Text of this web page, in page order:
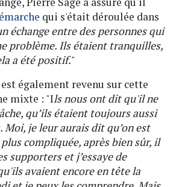
qui s'était déroulée dans
échange entre des personnes qui
problème. Ils étaient tranquilles,
a été positif."
également revenu sur cette
mixte : "Ils nous ont dit qu'il ne
qu’ils étaient toujours aussi
Moi, je leur aurais dit qu’on est
compliquée, après bien sûr, il
supporters et j’essaye de
avaient encore en tête la